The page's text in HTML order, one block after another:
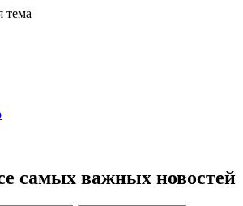
тема
самых важных новостей